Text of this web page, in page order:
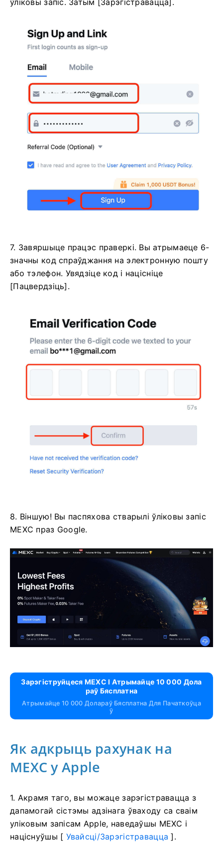
7. Завяршыце працэс праверкі. Вы атрымаеце 6-
значны код спраўджання на электронную пошту
або тэлефон. Увядзіце код і націсніце
[Пацвердзіць].
8. Віншую! Вы паспяхова стварылі ўліковы запіс
MEXC праз Google.
Зарэгіструйцеся MEXC І Атрымайце 10 000 Дола
Раў Бясплатна
Атрымайце 10 000 Долараў Бясплатна Для Пачаткоўца
Ў
Як адкрыць рахунак на
MEXC у Apple
1. Акрамя таго, вы можаце зарэгістравацца з
дапамогай сістэмы адзінага ўваходу са сваім
уліковым запісам Apple, наведаўшы MEXC і
націснуўшы [ Увайсці/Зарэгістравацца ].